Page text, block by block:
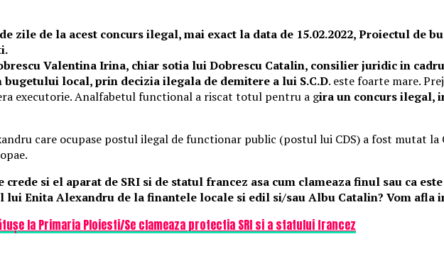
zile de la acest concurs ilegal, mai exact la data de 15.02.2022, Proiectul de
Valentina Irina, chiar sotia lui Dobrescu Catalin, consilier juridic in
local, prin decizia ilegala de demitere a lui S.C.D. este foarte mare.
executorie. Analfabetul functional a riscat totul pentru a gira un concurs ilegal,
care ocupase postul ilegal de functionar public (postul lui CDS) a fost mutat
si el aparat de SRI si de statul francez asa cum clameaza finul sau ca
Enita Alexandru de la finantele locale si edil si/sau Albu Catalin? Vom afla
la Primaria Ploiesti/Se clameaza protectia SRI si a statului francez